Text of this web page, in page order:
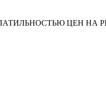
ЦЕН НА